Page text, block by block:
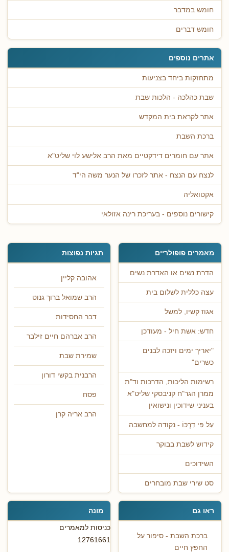
חומש במדבר
חומש דברים
אתרים נוספים
מתחזקות ביחד בצניעות
שבת כהלכה - הלכות שבת
אתר לקראת בית המקדש
ברכת השבת
אתר עם חומרים דידקטיים מאת הרב אלישע לוי שליט"א
לנצח עם הנצח - אתר לזכרו של הנער משה הי"ד
אקטואליה
קישורים נוספים - בעריכת רינה אזולאי
מאמרים פופולריים
הדרת נשים או האדרת נשים
עצה כללית לשלום בית
אגוז קשיו, למשל
חדש: אשת חיל - מעודכן
"יאריך ימים ויזכה לבנים
כשרים"
רשימות הליכות, הדרכות וד"ת
ממרן הגר"ח קניבסקי שליט"א
בעניני שידוכין ונישואין
עַל פִּי דַרְכּוֹ - נקודה למחשבה
קידוש לשבת בבוקר
השידוכים
סט שירי שבת מובחרים
תגיות נפוצות
אהובה קליין
הרב שמואל ברוך גנוט
דבר החסידות
הרב אברהם חיים זילבר
שמירת שבת
הרבנית בקשי דורון
פסח
הרב אריה קרן
ראו גם
ברכת השבת - סיפור על
החפץ חיים
מונה
כניסות למאמרים
12761661